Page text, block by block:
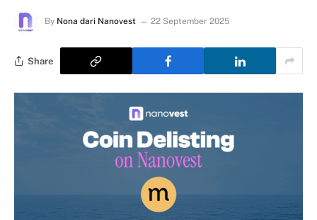
By Nona dari Nanovest 22 September 2025
Share